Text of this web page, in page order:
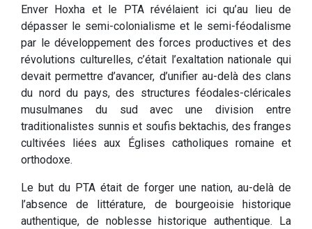
Enver Hoxha et le PTA révélaient ici qu’au lieu de
dépasser le semi-colonialisme et le semi-féodalisme
par le développement des forces productives et des
révolutions culturelles, c’était l’exaltation nationale qui
devait permettre d’avancer, d’unifier au-delà des clans
du nord du pays, des structures féodales-cléricales
musulmanes du sud avec une division entre
traditionalistes sunnis et soufis bektachis, des franges
cultivées liées aux Églises catholiques romaine et
orthodoxe.
Le but du PTA était de forger une nation, au-delà de
l’absence de littérature, de bourgeoisie historique
authentique, de noblesse historique authentique. La